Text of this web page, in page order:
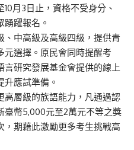
10月 3 日止，資格不受身分、
躍報名。
中高級及高級四級，提供青
元選擇。原民會同時提醒考
言研究發展基金會提供的線上
應試準備。
高層級的族語能力，凡通過認
臺幣5,000元至2萬元不等之獎
期藉此激勵更多考生挑戰高